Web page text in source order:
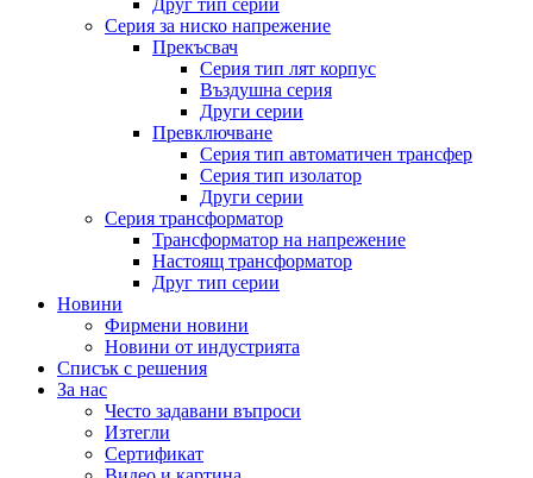
Друг тип серии
Серия за ниско напрежение
Прекъсвач
Серия тип лят корпус
Въздушна серия
Други серии
Превключване
Серия тип автоматичен трансфер
Серия тип изолатор
Други серии
Серия трансформатор
Трансформатор на напрежение
Настоящ трансформатор
Друг тип серии
Новини
Фирмени новини
Новини от индустрията
Списък с решения
За нас
Често задавани въпроси
Изтегли
Сертификат